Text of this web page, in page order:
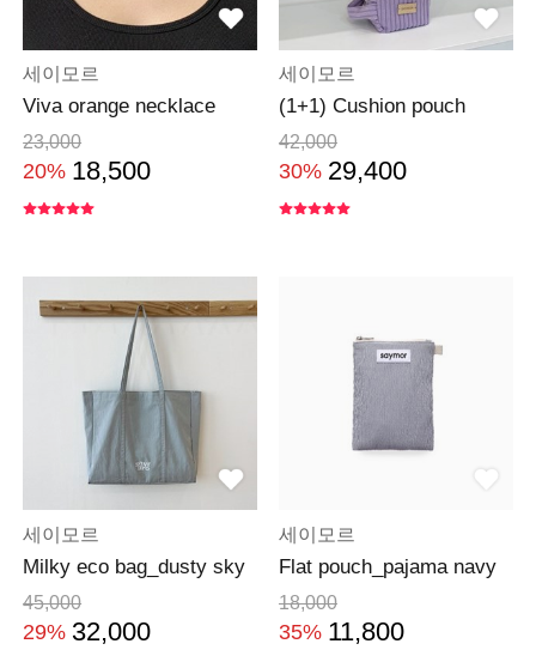
세이모르
Viva orange necklace
23,000
20% 18,500
세이모르
(1+1) Cushion pouch
42,000
30% 29,400
세이모르
Milky eco bag_dusty sky
45,000
29% 32,000
세이모르
Flat pouch_pajama navy
18,000
35% 11,800